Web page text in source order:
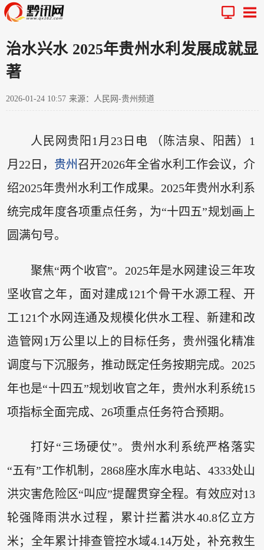
治水兴水 2025年贵州水利发展成就显
著
2026-01-24 10:57 来源：人民网-贵州频道
人民网贵阳1月23日电 （陈洁泉、阳茜）1
月22日， 贵州 召开2026年全省水利工作会议，介
绍2025年贵州水利工作成果。2025年贵州水利系
统完成年度各项重点任务，为“十四五”规划画上
圆满句号。
聚焦“两个收官”。2025年是水网建设三年攻
坚收官之年，面对建成121个骨干水源工程、开
工121个水网连通及规模化供水工程、新建和改
造管网1万公里以上的目标任务，贵州强化精准
调度与下沉服务，推动既定任务按期完成。2025
年也是“十四五”规划收官之年，贵州水利系统15
项指标全面完成、26项重点任务符合预期。
打好“三场硬仗”。贵州水利系统严格落实
“五有”工作机制，2868座水库水电站、4333处山
洪灾害危险区“叫应”提醒贯穿全程。有效应对13
轮强降雨洪水过程，累计拦蓄洪水40.8亿立方
米；全年累计排查管控水域4.14万处，补充救生